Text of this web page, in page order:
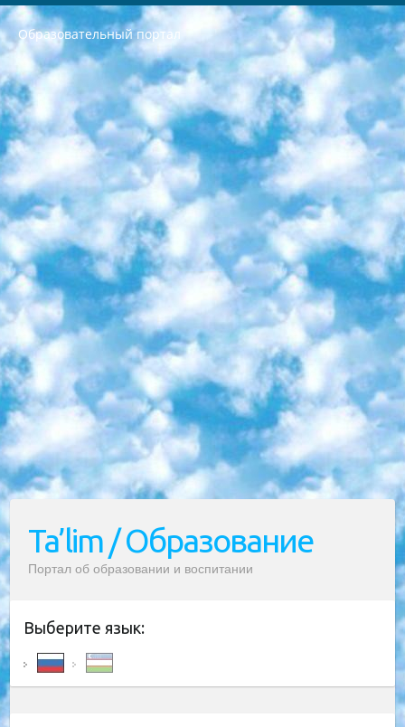
Образовательный портал
РЕСПУБЛИКА УЗБЕКИСТАН МИНИСТРЕРСТВО ДОШКОЛЬНОГО И ШКОЛЬНОГО ОБРАЗОВАНИЯ КОМАНДА в общеобразовательных учреждениях в 2023-2024 учебном году организация и проведение итоговой государственной аттестации обучающихся о Министра дошкольного и школьного образования Республики Узбекистан от 4 марта 2008 года (постановлением Минюста от 20 марта 2008 года № 1778 государственной регистрации) «Итоговое состояние учащихся общего среднего образования на основании положения об утверждении положения об аттестации общего среднего образования выпускной экзамен студентов в образовательных учреждениях в 2023-2024 учебном году В целях организации и прохождения аттестации приказываю: 1. Следующее: перечень предметов, по которым будет проводиться итоговая государственная аттестация и экзамен формы перевода согласно приложению 1; сертификаты международного образца, оценивающие уровень владения иностранными языками перечень согласно приложению 2; 2. Педагогический при специализированных образовательных учреждениях. научно-практический центр квалификации и международной оценки (Д.Давидова) 2024 г. До 25 марта: задания по предметам, по которым будет проводиться итоговая аттестация разработка и утверждение технических условий; итоговая аттестация на основании разработанного предметного задания разработка вопросов по предметам (устно и письменно), экзамен передача; общеобразовательные средние школы и специальные учебные заведения учащиеся выпускных классов школ и интернатов в агентской системе подготовка базы данных экзаменационных материалов и критериев оценки; перевод базы экзаменационных материалов на все языки обучения подать в Республиканский образовательный центр для изготовления; варианты экзаменов на основе разработанных контрольных материалов пусть будут поставлены задачи формирования. 3. Республиканский образовательный центр (Ш.Худайкулов) до 5 апреля 2024 года. до: база данных предоставленных экзаменационных материалов на все языки обучения перевод и экспертиза; для слепых, слабовидящих, глухих, слабослышащих и умственно отсталых детей учащиеся выпускных классов специализированных школ и школ-интернатов база данных экзаменационных материалов на всех преподаваемых языках подготовка критериев оценки; специализированные школы для умственно отсталых детей и технологии для учащихся выпускных классов школ-интернатов разработка соответствующих рекомендаций и критериев проведения ЕГЭ по естествознанию давать задания. 4. Педагогический при специализированных образовательных учреждениях. Научно-практический центр навыков и международной оценки (Д.Давидова), Республика образовательный центр (Худайкулов Ш.) итоговый государственный аттестационный экзамен ориентирован на творческое и логическое мышление при подготовке базы материалов учитывать введение заданий. 5. Следует отметить, что: сертификат государственного образца о знании общеобразовательного предмета и как минимум национальный уровень B1 по предметам на иностранных языках, указанным в Приложении 2. или международно признанный сертификат эквивалентного уровня студенты, изучающие определенный предмет, освобождаются от экзамена; по соответствующим предметам запланирована итоговая государственная аттестация за день до дня, путем жеребьевки Рабочей группой (в письменной форме по предметам, проводимым в форме) из числа сформированных вариантов выбрано 2 варианта; 2 выбранных варианта экзамена анонсированы на официальном сайте министерства и все выпускники по всей стране на основе этих вариантов проводит итоговую государственную аттестацию. 6. Государственное образование учащихся средних общеобразовательных учреждений. знания в соответствии с квалификационными требованиями, которые необходимо приобрести на основании стандартов итоговый (выпускной) контроль для 9 и 11 классов в целях тестирования Экзамены (далее – экзамены) состоят из предметов, перечисленных в приложении 1. будет сделано. 7. Экзамены пройдут с 26 мая по 15 июня 2024 г. (кроме науки физического воспитания). 8. Физическая для учащихся 9 классов общесредних образовательных учреждений. Экзамены по предмету «Образование, квалификация медицина» 1-6 мая 2024 года. сотрудники перевести под присмотр (с отклонениями в физическом или умственном развитии) специализированная школа для детей, школы-интернаты и со сколиозом школы-интернаты санаторного типа для больных детей исключены). 9. Он был слепым, слабовидящим и имел нарушения опорно-двигательного аппарата. экзамены в специализированных школах и интернатах для детей должны проводиться исходя из требований, предъявляемых к общеобразовательным учреждениям (физкультура кроме науки). 10. Специализированная школа для глухих и слабослышащих детей. и экзамены в интернатах и быть реализован в виде письменного теста по математике. 11. Специальность для умственно отсталых детей. Для 9 класса Родной язык и литературное письмо Государственный язык (язык обучения – узбекский). для неклассов) написано Математическое письмо Письменная/устная история Узбекистана Физическое воспитание практично Итоговый контроль Для 11 класса Написание родного языка и литературы (эссе) Математическое письмо Узбекский язык (обучение на узбекском языке) не посещающее общее среднее образование для учреждений)/Образовательное учреждение выбор письменный и устный Иностранный язык письменный/устный Письменная/устная история Узбекистана *По выбору студента:  Химия  Физика  Основы государственного права  География 10 бесплатных образовательных ресурсов - Мы составили подборку онлайн-проектов с интерактивными упражнениями, видеолекциями и статьями. Они помогут вам обрести новые и освежить старые знания бесплатно. 1. «ИНТУИТ» Старейшая образовательная площадка Рунета. Здесь вы найдёте сотни текстовых и видеокурсов на десятки различных тем — от программирования до психологии. Многие курсы подготовлены российскими университетами и крупными международными компаниями вроде Intel и Microsoft. Самостоятельное обучение бесплатное, но желающие могут оплатить услуги персональных наставников. 2. «Смартия» знакомит с актуальными профессиями и подсказывает, как им обучаться. Выбрав заинтересовавшую вас специальность — SMM-специалист, фотограф, веб-дизайнер или другую, — увидите список необходимых для неё умений. Чтобы вы могли освоить их самостоятельно, для каждого умения площадка отображает подборку ссылок на учебные материалы. Хотя «Смартия» ориентируется на русскоязычную аудиторию, часть контента всё же доступна только на английском. 3. «Лекторий Физтеха» Проект Московского физико-технического института (Физтеха). С его помощью вы можете смотреть онлайн серии лекций, записанные на видео в этом вузе. В числе доступных предметов — физика, биология, химия, информационные технологии и другие. К некоторым лекциям администрация ресурса прилагает готовые конспекты, которые можно скачивать в PDF-формате. 4. ITMOcourses Онлайн-площадка Санкт-Петербургского национального исследовательского университета информационных технологий, механики и оптики (ИТМО). Ресурс предоставляет свободный доступ к курсам, разработанным в этом вузе. Каталог материалов разбит на четыре категории: «Оптические системы и технологии», «Приборостроение и робототехника», «Информационные технологии» и «Биотехнологии». Курсы состоят из видеолекций, интерактивных демонстраций и заданий. 5. «КиберЛенинка» Электронная научная библиотека открытого доступа. Каталог площадки регулярно обрастает текстами статей из различных научных изданий. Сгруппированные по журналам и рубрикам публикации можно читать онлайн или скачивать целиком в PDF-формате. Проект нацелен на популяризацию науки за счёт открытого доступа к качественной информации. 6. «ПостНаука» На этом ресурсе публикуют подборки видеолекций, составленные экспертами из разных отраслей и объединённые общими темами. Среди них, к примеру, есть серии «Биоинформатика и геномика», «Культура средневековой Скандинавии» и Cinema Studies о теории кино. Каждая подборка лекций — логически связанная история, рассказанная экспертом от первого лица. Кроме того, на сайте появляются научно-образовательные статьи и тесты на разные темы. 7. «Newочём» Команда проекта «Newочём» отбирает самые интересные тексты из англоязычных СМИ и переводит те из них, за которые голосуют участники сообщества «ВКонтакте». По большей части это научно-популярные статьи. Редакторы придумывают лишь заголовки, в остальном содержание переводов соответствует оригиналам. Полные тексты можно читать прямо в социальной сети. 8. InternetUrok Онлайн-база материалов по основным дисциплинам школьной программы. Информация на сайте структурирована по классам, предметам и темам (урокам). Каждый урок состоит из видеолекций и конспектов. Есть также интерактивные тренажёры и тесты для закрепления пройденного материала. Даже если вы давно окончили школу, возможность повторить программу старших классов всегда может пригодиться. 9. Edutainme Ещё один ресурс об образовании. В отличие от Newtonew, как мне кажется, Edutainme больше ориентируется на представителей индустрии: педагогов, предпринимателей, разработчиков образовательных проектов. Но и любой, кто просто стремится к саморазвитию, найдёт на сайте много полезного и интересного для себя. Например, информацию о новых курсах и образовательных сервисах. 10. Newtonew Онлайн-медиа об образовании и обучении в широком смысле. Авторы Newtonew пишут об инструментах, заведениях, тактиках и стратегиях, которые помогают учить других и получать новые знания самостоятельно. На этой площадке вы найдёте новости, обзоры, аналитические мат
Ta’lim / Образование
Портал об образовании и воспитании
Выберите язык: